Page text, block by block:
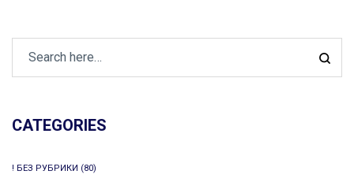
CATEGORIES
! БЕЗ РУБРИКИ (80)